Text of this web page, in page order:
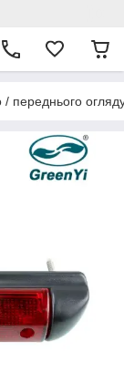
переднього